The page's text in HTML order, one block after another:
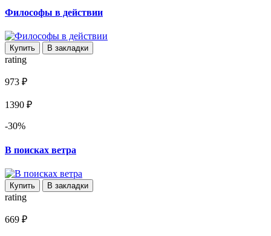
Философы в действии
Купить В закладки
rating
973 ₽
1390 ₽
-30%
В поисках ветра
Купить В закладки
rating
669 ₽